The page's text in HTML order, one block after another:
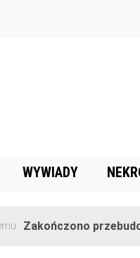
WYWIADY
Zakończono przebudowę